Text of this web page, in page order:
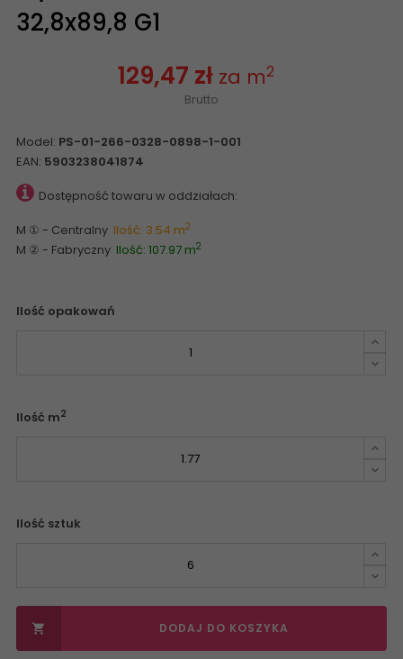
32,8x89,8 G1
129,47 zł za m2
Brutto
Model: PS-01-266-0328-0898-1-001
EAN: 5903238041874
Dostępność towaru w oddziałach:
M ① - Centralny Ilość: 3.54 m2
M ② - Fabryczny Ilość: 107.97 m2
Ilość opakowań
Ilość m2
Ilość sztuk
 DODAJ DO KOSZYKA